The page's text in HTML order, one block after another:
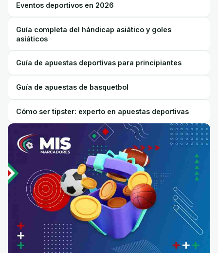
Eventos deportivos en 2026
Guía completa del hándicap asiático y goles
asiáticos
Guía de apuestas deportivas para principiantes
Guía de apuestas de basquetbol
Cómo ser tipster: experto en apuestas deportivas